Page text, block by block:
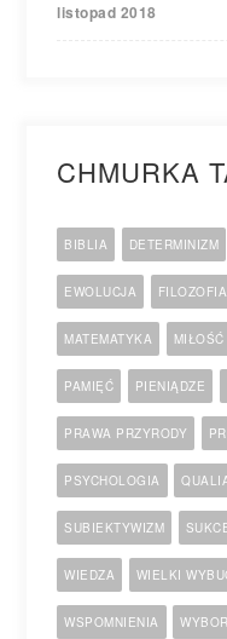
listopad 2018
CHMURKA
BIBLIA DETERMINIZM
EWOLUCJA FILOZOFIA
MATEMATYKA MIŁOŚĆ
PAMIĘĆ PIENIĄDZE
PRAWA PRZYRODY
PSYCHOLOGIA
SUBIEKTYWIZM
WIEDZA WIELKI
WSPOMNIENIA